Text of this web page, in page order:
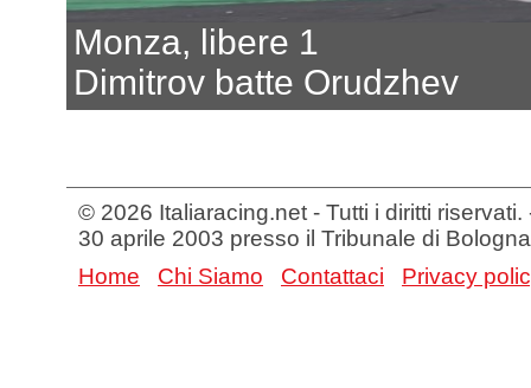
Monza, libere 1
Dimitrov batte Orudzhev
© 2026 Italiaracing.net - Tutti i diritti
30 aprile 2003 presso il Tribunale di Bologna
Home
Chi Siamo Contattaci Privacy